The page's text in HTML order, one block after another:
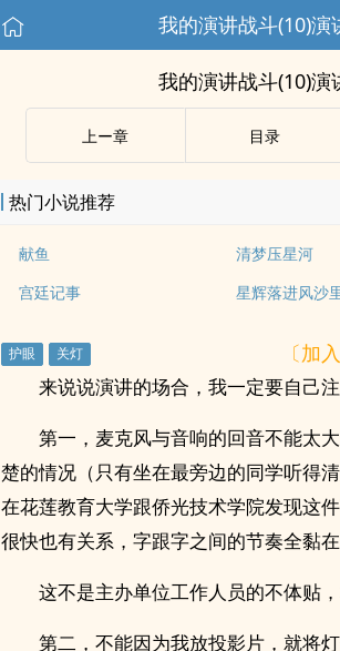
我的演讲战斗(10)
我的演讲战斗(10)
上ー章 目录
热门小说推荐
献鱼 清梦压星河
宫廷记事
星辉落进风沙
〔加
来说说演讲的场合，我一定要自己注
第一，麦克风与音响的回音不能太
楚的情况（只有坐在最旁边的同学听得
在花莲教育大学跟侨光技术学院发现这
很快也有关系，字跟字之间的节奏全黏在
这不是主办单位工作人员的不体贴
第二，不能因为我放投影片，就将